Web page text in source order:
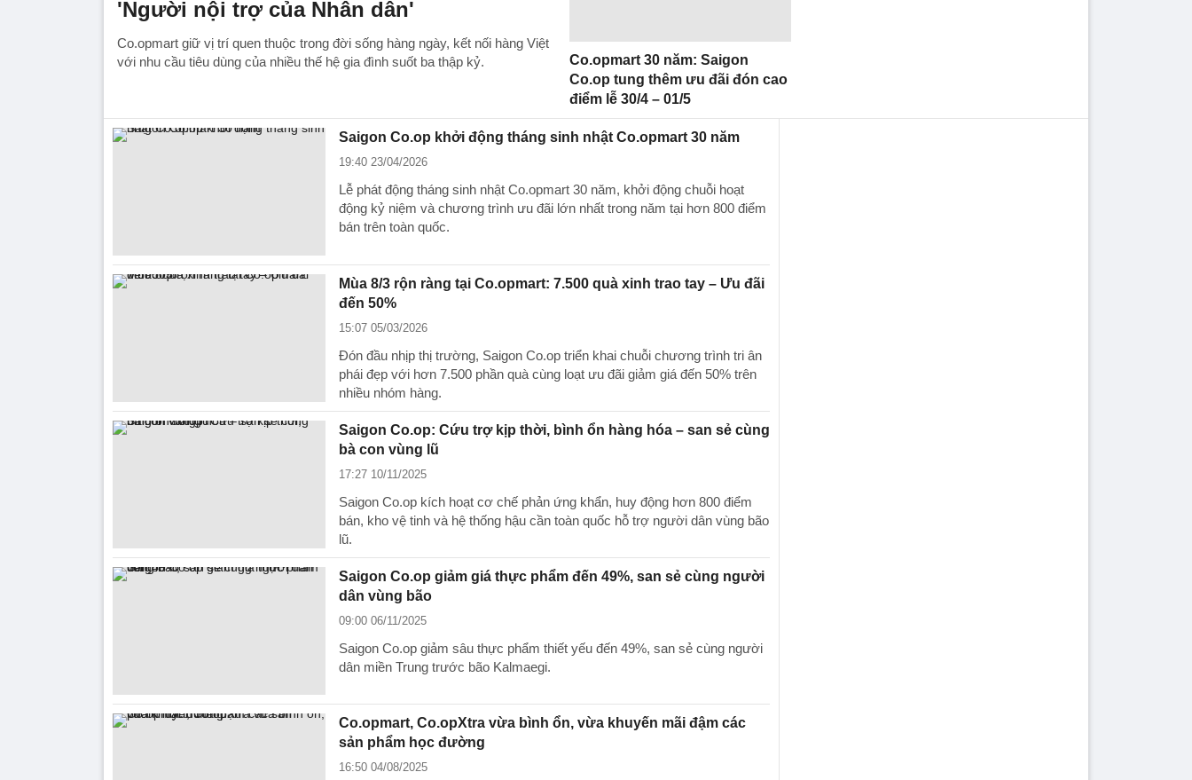
'Người nội trợ của Nhân dân'
Co.opmart giữ vị trí quen thuộc trong đời sống hàng ngày, kết nối hàng Việt
với nhu cầu tiêu dùng của nhiều thế hệ gia đình suốt ba thập kỷ.
Co.opmart 30 năm: Saigon
Co.op tung thêm ưu đãi đón cao
điểm lễ 30/4 – 01/5
Saigon Co.op khởi động tháng sinh nhật Co.opmart 30 năm
19:40 23/04/2026
Lễ phát động tháng sinh nhật Co.opmart 30 năm, khởi động chuỗi hoạt
động kỷ niệm và chương trình ưu đãi lớn nhất trong năm tại hơn 800 điểm
bán trên toàn quốc.
Mùa 8/3 rộn ràng tại Co.opmart: 7.500 quà xinh trao tay – Ưu đãi
đến 50%
15:07 05/03/2026
Đón đầu nhịp thị trường, Saigon Co.op triển khai chuỗi chương trình tri ân
phái đẹp với hơn 7.500 phần quà cùng loạt ưu đãi giảm giá đến 50% trên
nhiều nhóm hàng.
Saigon Co.op: Cứu trợ kịp thời, bình ổn hàng hóa – san sẻ cùng
bà con vùng lũ
17:27 10/11/2025
Saigon Co.op kích hoạt cơ chế phản ứng khẩn, huy động hơn 800 điểm
bán, kho vệ tinh và hệ thống hậu cần toàn quốc hỗ trợ người dân vùng bão
lũ.
Saigon Co.op giảm giá thực phẩm đến 49%, san sẻ cùng người
dân vùng bão
09:00 06/11/2025
Saigon Co.op giảm sâu thực phẩm thiết yếu đến 49%, san sẻ cùng người
dân miền Trung trước bão Kalmaegi.
Co.opmart, Co.opXtra vừa bình ổn, vừa khuyến mãi đậm các
sản phẩm học đường
16:50 04/08/2025